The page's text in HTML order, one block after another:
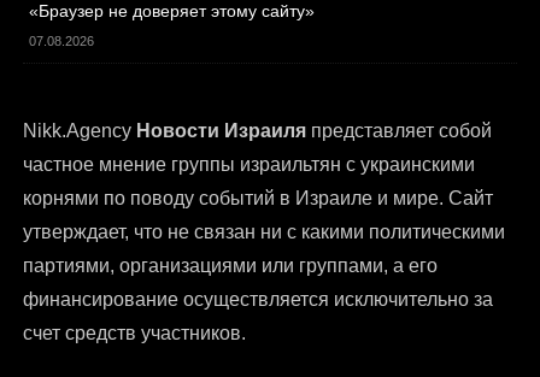
«Браузер не доверяет этому сайту»
07.08.2026
Nikk.Agency Новости Израиля представляет собой
частное мнение группы израильтян с украинскими
корнями по поводу событий в Израиле и мире. Сайт
утверждает, что не связан ни с какими политическими
партиями, организациями или группами, а его
финансирование осуществляется исключительно за
счет средств участников.